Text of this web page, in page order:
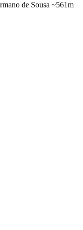
de Sousa ~561m